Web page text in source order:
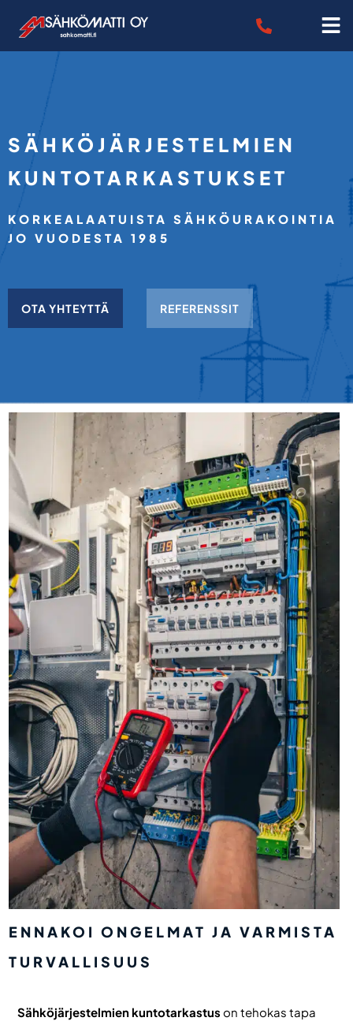
SÄHKÖJÄRJESTELMIEN
KUNTOTARKASTUKSET
KORKEALAATUISTA SÄHKÖURAKOINTIA
JO VUODESTA 1985
OTA YHTEYTTÄ REFERENSSIT
ENNAKOI ONGELMAT JA VARMISTA
TURVALLISUUS
Sähköjärjestelmien kuntotarkastus on tehokas tapa